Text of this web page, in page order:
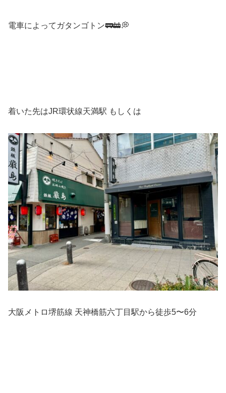
電車によってガタンゴトン🚃🚋💭
着いた先はJR環状線天満駅 もしくは
大阪メトロ堺筋線 天神橋筋六丁目駅から徒歩5〜6分